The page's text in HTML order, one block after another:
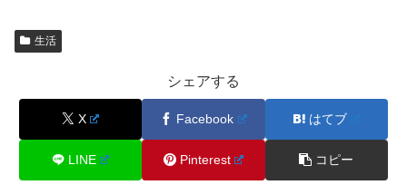
生活
シェアする
X Facebook はてブ
LINE Pinterest コピー